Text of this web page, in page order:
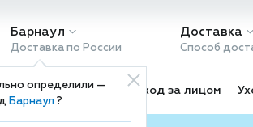
Барнаул
Доставка по России
определили —
Барнаул?
Доставка
Способ
косметика Уход за лицом